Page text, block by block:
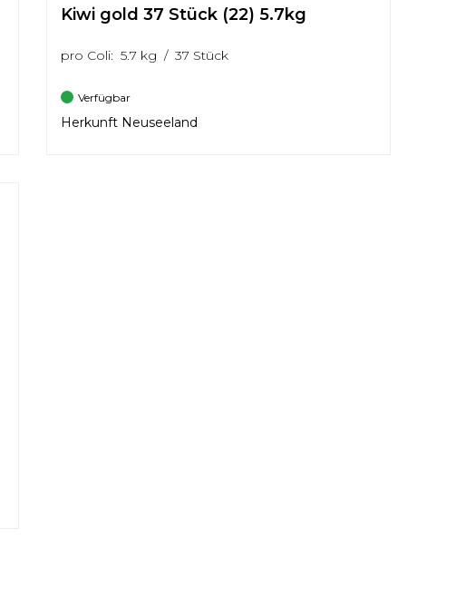
Kiwi gold 37 Stück (22) 5.7kg
pro Coli: 5.7 kg / 37 Stück
Verfügbar
Herkunft Neuseeland